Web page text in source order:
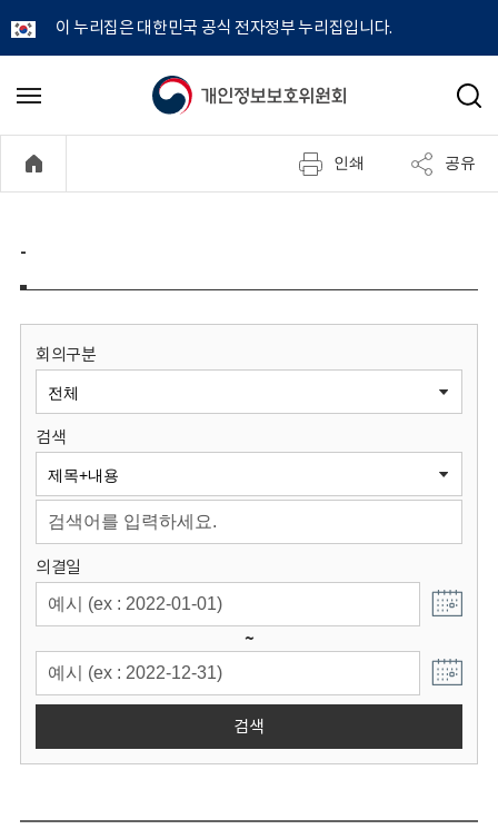
이 누리집은 대한민국 공식 전자정부 누리집입니다.
개
정
보
원
회
메
기
검
인쇄 공유
-
회의구분
검색
의결일
~
검색